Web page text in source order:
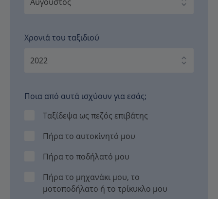
Χρονιά του ταξιδιού
Ποια από αυτά ισχύουν για εσάς;
Ταξίδεψα ως πεζός επιβάτης
Πήρα το αυτοκίνητό μου
Πήρα το ποδήλατό μου
Πήρα το μηχανάκι μου, το
μοτοποδήλατο ή το τρίκυκλο μου